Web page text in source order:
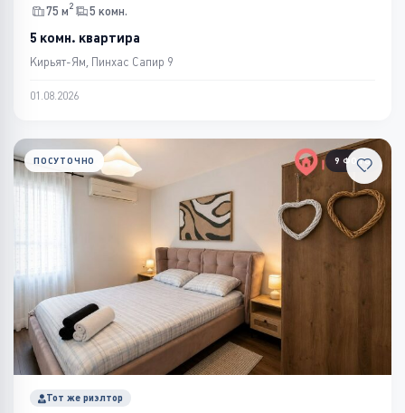
75 м2 5 комн.
5 комн. квартира
Кирьят-Ям, Пинхас Сапир 9
01.08.2026
9 ФОТО
ПОСУТОЧНО
Тот же риэлтор